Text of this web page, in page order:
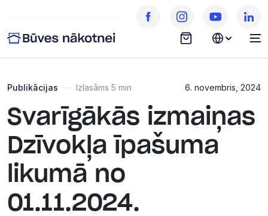
Publikācijas Izlasāms 5 min 6. novembris, 2024
Svarīgākās izmaiņas
Dzīvokļa īpašuma
likumā no
01.11.2024.